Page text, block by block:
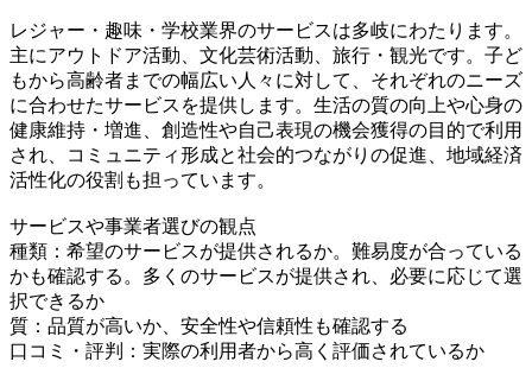
レジャー・趣味・学校業界のサービスは多岐にわたります。
主にアウトドア活動、文化芸術活動、旅行・観光です。子ど
もから高齢者までの幅広い人々に対して、それぞれのニーズ
に合わせたサービスを提供します。生活の質の向上や心身の
健康維持・増進、創造性や自己表現の機会獲得の目的で利用
され、コミュニティ形成と社会的つながりの促進、地域経済
活性化の役割も担っています。
サービスや事業者選びの観点
種類：希望のサービスが提供されるか。難易度が合っている
かも確認する。多くのサービスが提供され、必要に応じて選
択できるか
質：品質が高いか、安全性や信頼性も確認する
口コミ・評判：実際の利用者から高く評価されているか